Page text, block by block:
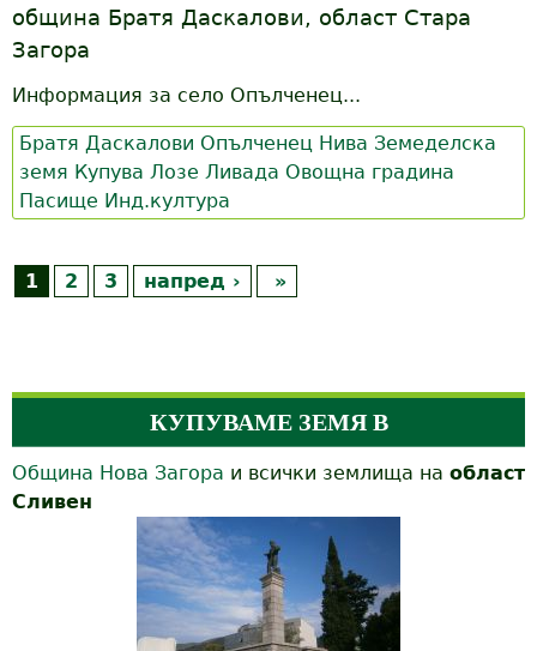
община Братя Даскалови, област Стара
Загора
Информация за село Опълченец...
Братя Даскалови Опълченец Нива Земеделска
земя Купува Лозе Ливада Овощна градина
Пасище Инд.култура
P
s
1 2 3 напред › »
КУПУВАМЕ ЗЕМЯ В
Община Нова Загора и всички землища на област
Сливен